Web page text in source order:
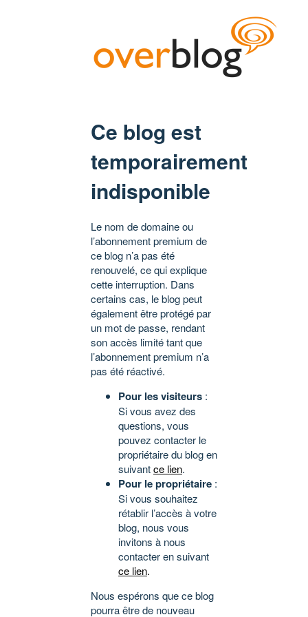
Ce blog est
temporairement
indisponible
Le nom de domaine ou
l’abonnement premium de
ce blog n’a pas été
renouvelé, ce qui explique
cette interruption. Dans
certains cas, le blog peut
également être protégé par
un mot de passe, rendant
son accès limité tant que
l’abonnement premium n’a
pas été réactivé.
Pour les visiteurs :
Si vous avez des
questions, vous
pouvez contacter le
propriétaire du blog en
suivantce lien.
Pour le propriétaire :
Si vous souhaitez
rétablir l’accès à votre
blog, nous vous
invitons à nous
contacter en suivant
ce lien.
Nous espérons que ce blog
pourra être de nouveau